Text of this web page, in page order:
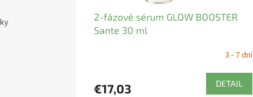
2-fázové sérum GLOW BOOSTER
Sante 30 ml
3 - 7 dní
€17,03 DETAIL